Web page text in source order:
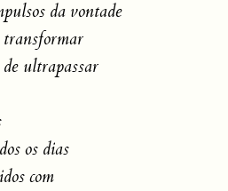
da vontade
transformar
de ultrapassar
os dias
com